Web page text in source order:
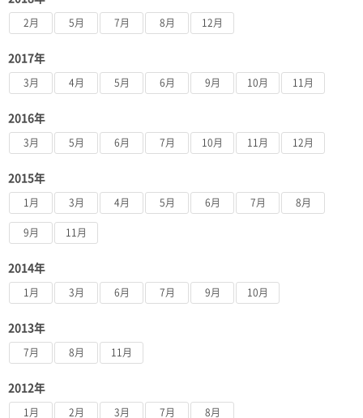
2月 5月 7月 8月 12月
2017年
3月 4月 5月 6月 9月 10月 11月
2016年
3月 5月 6月 7月 10月 11月 12月
2015年
1月 3月 4月 5月 6月 7月 8月
9月 11月
2014年
1月 3月 6月 7月 9月 10月
2013年
7月 8月 11月
2012年
1月 2月 3月 7月 8月